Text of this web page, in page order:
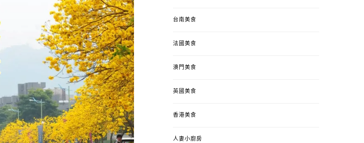
台南美食
法國美食
澳門美食
英國美食
香港美食
人妻小廚房